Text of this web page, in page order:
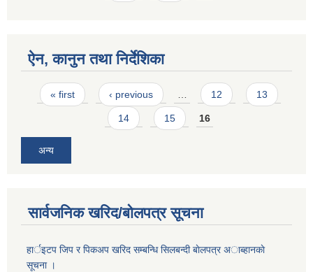
ऐन, कानुन तथा निर्देशिका
Pages
« first ‹ previous 12 13
14 15 16
अन्य
सार्वजनिक खरिद/बोलपत्र सूचना
हार्इटप जिप र पिकअप खरिद सम्बन्धि सिलबन्दी बाेलपत्र अाब्हानकाे
सूचना ।